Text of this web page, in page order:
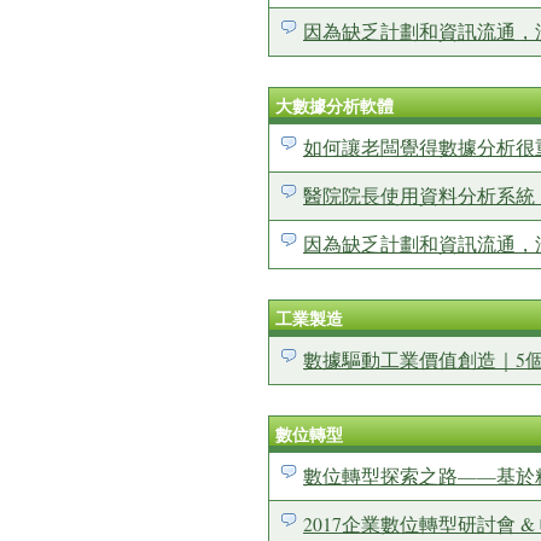
因為缺乏計劃和資訊流通
大數據分析軟體
如何讓老闆覺得數據分析很
醫院院長使用資料分析系
因為缺乏計劃和資訊流通
工業製造
數據驅動工業價值創造｜5
數位轉型
數位轉型探索之路——基於
2017企業數位轉型研討會